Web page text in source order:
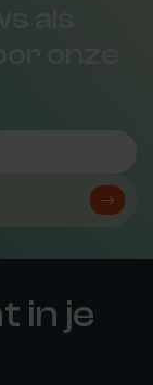
als
onze
in je